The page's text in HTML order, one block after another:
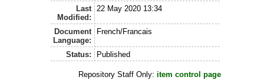
Last
Modified:
22 May 2020 13:34
Document
Language:
French/Francais
Status: Published
Repository Staff Only: item control page